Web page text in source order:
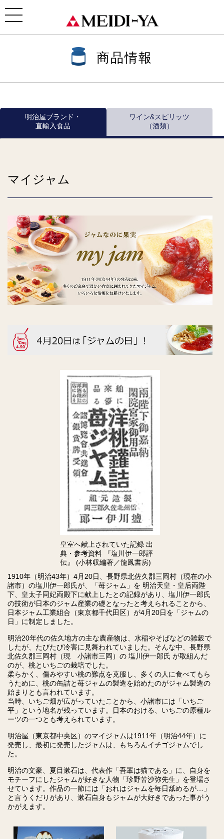
toggle
navigation
商品情報
明治屋ブランド・
直輸入食品
ワイン&スピリッツ
（酒類）
マイジャム
皇室へ献上されていた記録 出
典・参考資料 『塩川伊一郎評
伝』 (小林収編著／龍鳳書房)
1910年（明治43年）4月20日、長野県北佐久郡三岡村（現在の小
諸市）の塩川伊一郎氏が、「苺ジャム」を 明治天皇・皇后両陛
下、皇太子同妃両殿下に献上したとの記録があり、塩川伊一郎氏
の技術が日本のジャム産業の礎となったと考えられることから、
日本ジャム工業組合（東京都千代田区）が4月20日を「ジャムの
日」に制定しました。
明治20年代の佐久地方の主な農産物は、水稲やそばなどの雑穀で
したが、たびたび冷害に見舞われていました。そんな中、長野県
北佐久郡三岡村（現 小諸市三岡）の 塩川伊一郎氏 が取組んだ
のが、桃といちごの栽培でした。
柔らかく、傷みやすい桃の難点を克服し、多くの人に食べてもら
うために、桃の缶詰と苺ジャムの製造を始めたのがジャム製造の
始まりとも言われています。
当時、いちご畑が広がっていたことから、小諸市には「いちご
平」という地名が残っています。日本のおける、いちごの原種ル
ーツの一つとも考えられています。
明治屋（東京都中央区）のマイジャムは1911年（明治44年）に
発売し、最初に発売したジャムは、もちろんイチゴジャムでし
た。
明治の文豪、夏目漱石は、代表作「吾輩は猫である」に、自身を
モチーフにしたジャムが好きな人物「珍野苦沙弥先生」を登場さ
せています。作品の一節には「おれはジャムを毎日舐めるが…」
と言うくだりがあり、漱石自身もジャムが大好きであった事がう
かがえます。